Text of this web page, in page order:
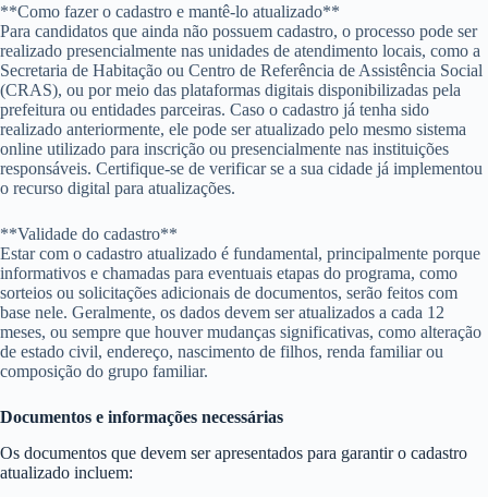
**Como fazer o cadastro e mantê-lo atualizado**
Para candidatos que ainda não possuem cadastro, o processo pode ser
realizado presencialmente nas unidades de atendimento locais, como a
Secretaria de Habitação ou Centro de Referência de Assistência Social
(CRAS), ou por meio das plataformas digitais disponibilizadas pela
prefeitura ou entidades parceiras. Caso o cadastro já tenha sido
realizado anteriormente, ele pode ser atualizado pelo mesmo sistema
online utilizado para inscrição ou presencialmente nas instituições
responsáveis. Certifique-se de verificar se a sua cidade já implementou
o recurso digital para atualizações.
**Validade do cadastro**
Estar com o cadastro atualizado é fundamental, principalmente porque
informativos e chamadas para eventuais etapas do programa, como
sorteios ou solicitações adicionais de documentos, serão feitos com
base nele. Geralmente, os dados devem ser atualizados a cada 12
meses, ou sempre que houver mudanças significativas, como alteração
de estado civil, endereço, nascimento de filhos, renda familiar ou
composição do grupo familiar.
Documentos e informações necessárias
Os documentos que devem ser apresentados para garantir o cadastro
atualizado incluem: